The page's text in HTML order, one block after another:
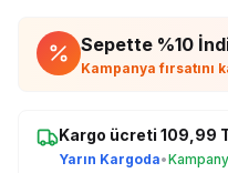
Sepette %10
Kampanya fırsatını
Kargo ücreti 109,99
Yarın Kargoda•